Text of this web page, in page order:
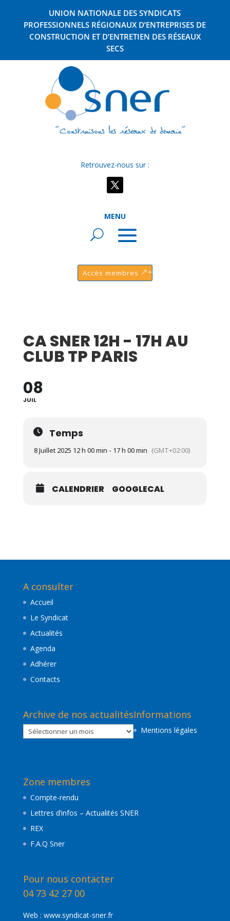
UNION NATIONALE DES SYNDICATS
PROFESSIONNELS RÉGIONAUX D’ENTREPRISES DE
CONSTRUCTION ET D’ENTRETIEN DES RÉSEAUX
SECS
Retrouvez-nous sur :
MENU
Accès membres
CA SNER 12H - 17H AU
CLUB TP PARIS
08
JUIL
Temps
8 Juillet 2025 12 h 00 min - 17 h 00 min (GMT+02:00)
CALENDRIER GOOGLECAL
A consulter
Accueil
Le Syndicat
Actualités
Agenda
Adhérer
Contacts
Archive de nos actualités
Archive
de
Informations
Mentions légales
Zone membres
Compte-rendu
Lettres d’infos – Actualités SNER
REX
F.A.Q Sner
Pour nous contacter
04 73 42 27 00
Web : www.syndicat-sner.fr